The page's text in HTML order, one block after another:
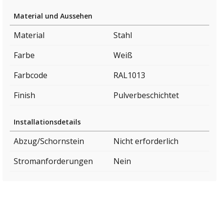
Material und Aussehen
Material
Stahl
Farbe
Weiß
Farbcode
RAL1013
Finish
Pulverbeschichtet
Installationsdetails
Abzug/Schornstein
Nicht erforderlich
Stromanforderungen
Nein